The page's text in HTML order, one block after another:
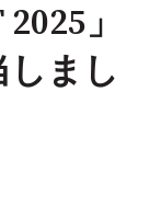
」
まし